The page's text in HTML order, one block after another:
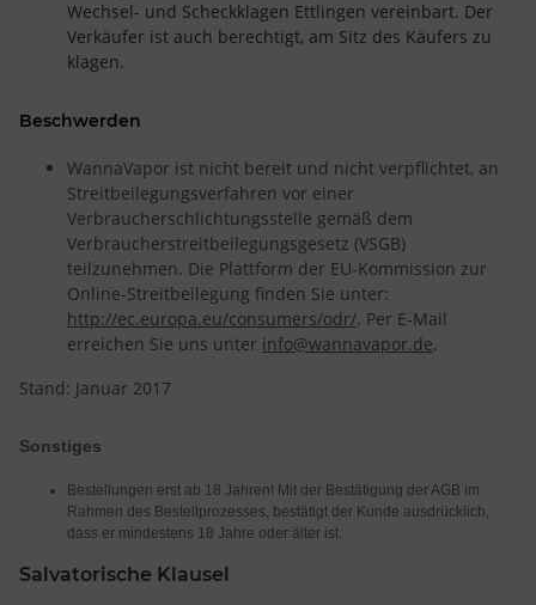
Wechsel- und Scheckklagen Ettlingen vereinbart. Der
Verkäufer ist auch berechtigt, am Sitz des Käufers zu
klagen.
Beschwerden
WannaVapor ist nicht bereit und nicht verpflichtet, an
Streitbeilegungsverfahren vor einer
Verbraucherschlichtungsstelle gemäß dem
Verbraucherstreitbeilegungsgesetz (VSGB)
teilzunehmen. Die Plattform der EU-Kommission zur
Online-Streitbeilegung finden Sie unter:
http://ec.europa.eu/consumers/odr/. Per E-Mail
erreichen Sie uns unter info@wannavapor.de.
Stand: Januar 2017
Sonstiges
Bestellungen erst ab 18 Jahren! Mit der Bestätigung der AGB im
Rahmen des Bestellprozesses, bestätigt der Kunde ausdrücklich,
dass er mindestens 18 Jahre oder älter ist.
Salvatorische Klausel